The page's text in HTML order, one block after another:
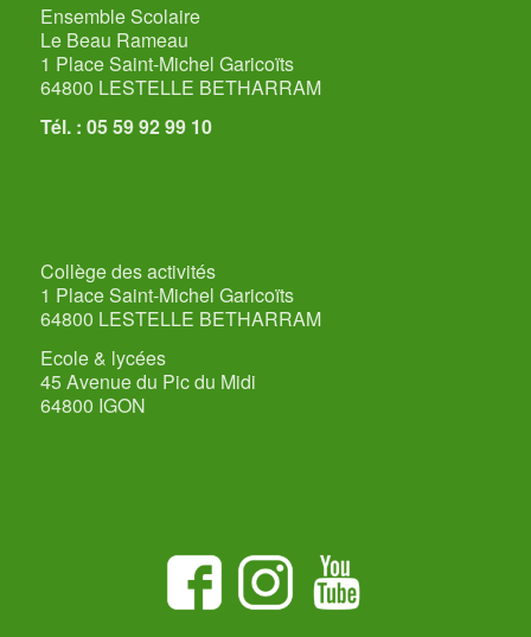
Ensemble Scolaire
Le Beau Rameau
1 Place Saint-Michel Garicoïts
64800 LESTELLE BETHARRAM
Tél. : 05 59 92 99 10
Collège des activités
1 Place Saint-Michel Garicoïts
64800 LESTELLE BETHARRAM
Ecole & lycées
45 Avenue du Pic du Midi
64800 IGON